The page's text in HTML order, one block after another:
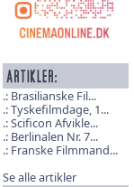
Brasilianske Fil...
Tyskefilmdage, 1...
Scificon Afvikle...
Berlinalen Nr. 7...
Franske Filmmand...
Se alle artikler